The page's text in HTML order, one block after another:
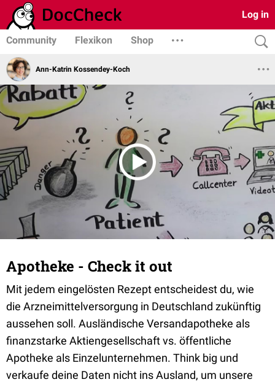
Log in
Community Flexikon Shop
Ann-Katrin Kossendey-Koch
Apotheke - Check it out
Mit jedem eingelösten Rezept entscheidest du, wie
die Arzneimittelversorgung in Deutschland zukünftig
aussehen soll. Ausländische Versandapotheke als
finanzstarke Aktiengesellschaft vs. öffentliche
Apotheke als Einzelunternehmen. Think big und
verkaufe deine Daten nicht ins Ausland, um unsere